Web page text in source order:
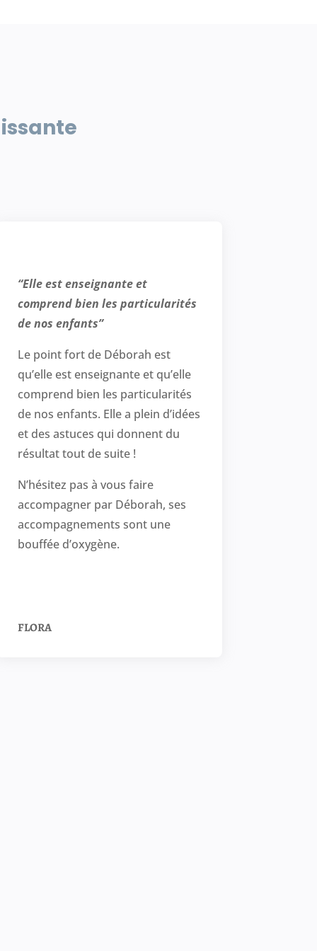
“Elle est enseignante et
comprend bien les particularités
de nos enfants”
Le point fort de Déborah est
qu’elle est enseignante et qu’elle
comprend bien les particularités
de nos enfants. Elle a plein d’idées
et des astuces qui donnent du
résultat tout de suite !
N’hésitez pas à vous faire
accompagner par Déborah, ses
accompagnements sont une
bouffée d’oxygène.
FLORA